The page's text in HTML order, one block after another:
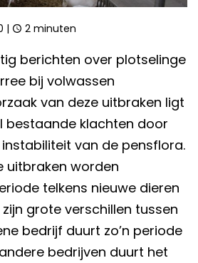
| 2 minuten
berichten over plotselinge
bij volwassen
van deze uitbraken ligt
bestaande klachten door
van de pensflora.
uitbraken worden
telkens nieuwe dieren
zijn grote verschillen tussen
bedrijf duurt zo’n periode
bedrijven duurt het